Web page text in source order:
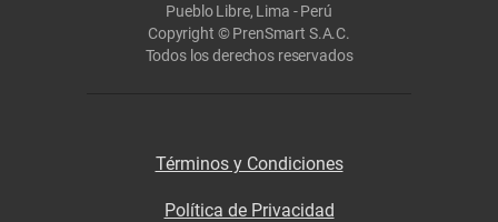
Pueblo Libre, Lima - Perú
Copyright © PrenSmart S.A.C.
Todos los derechos reservados
Términos y Condiciones
Política de Privacidad